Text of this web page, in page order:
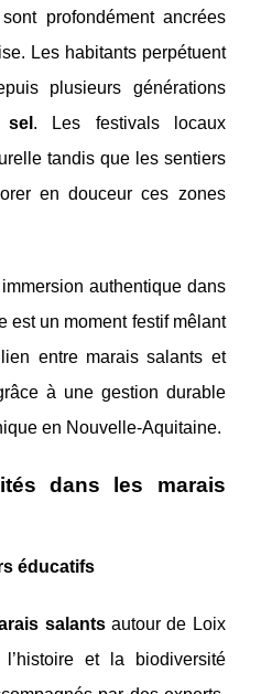
profondément ancrées
Les habitants perpétuent
plusieurs générations
. Les festivals locaux
tandis que les sentiers
en douceur ces zones
authentique dans
est un moment festif mêlant
entre marais salants et
à une gestion durable
en Nouvelle-Aquitaine.
dans les marais
éducatifs
salantsautour de Loix
et la biodiversité